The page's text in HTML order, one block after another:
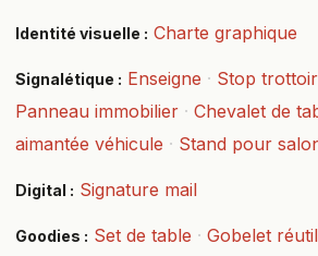
Identité visuelle : Charte graphique
Signalétique : Enseigne · Stop trottoir
Panneau immobilier · Chevalet de
aimantée véhicule · Stand pour
Digital : Signature mail
Goodies : Set de table · Gobelet